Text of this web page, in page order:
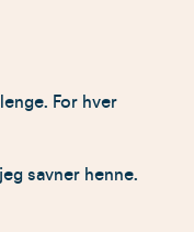
For hver
savner henne.